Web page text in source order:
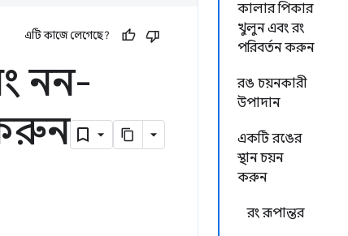
কালার পিকার
খুলুন এবং রং
পরিবর্তন করুন
রঙ চয়নকারী
উপাদান
একটি রঙের
স্থান চয়ন
করুন
রং রূপান্তর
এটি কাজে লেগেছে?
নন-